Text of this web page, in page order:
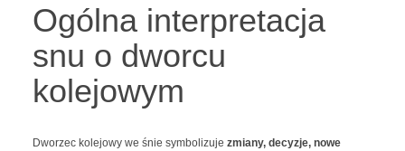
Ogólna interpretacja
snu o dworcu
kolejowym
Dworzec kolejowy we śnie symbolizuje zmiany, decyzje, nowe